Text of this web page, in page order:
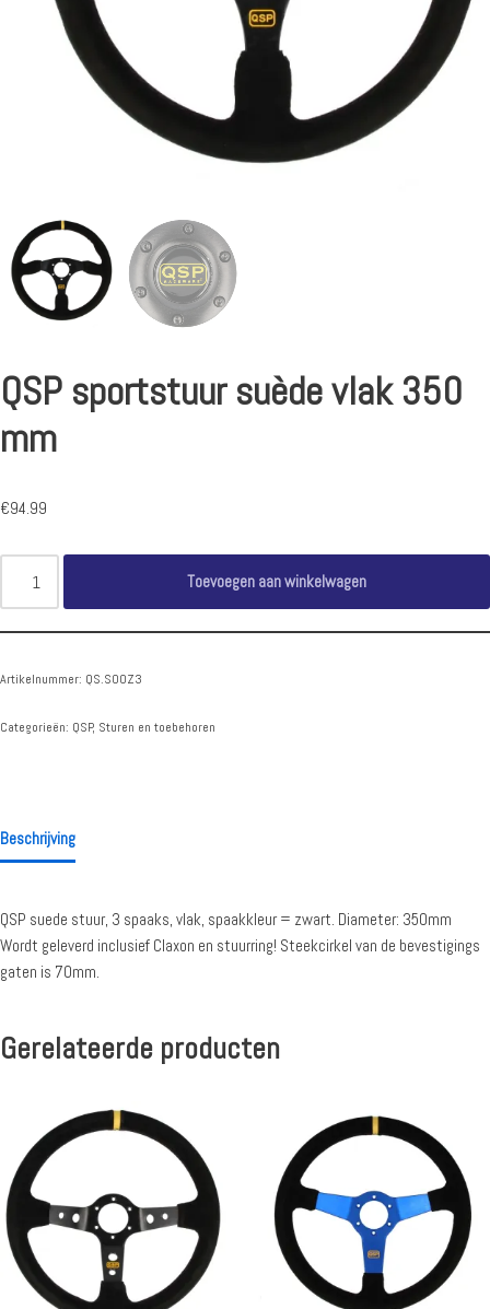
QSP sportstuur suède vlak 350
mm
€94.99
Toevoegen aan winkelwagen
Artikelnummer: QS.S00Z3
Categorieën: QSP, Sturen en toebehoren
Beschrijving
QSP suede stuur, 3 spaaks, vlak, spaakkleur = zwart. Diameter: 350mm
Wordt geleverd inclusief Claxon en stuurring! Steekcirkel van de bevestigings
gaten is 70mm.
Gerelateerde producten